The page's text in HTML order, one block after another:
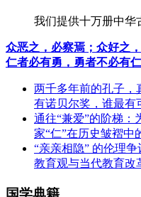
我们提供十万册中华
众恶之，必察焉；众好之，
仁者必有勇，勇者不必有仁
两千多年前的孔子，
有诺贝尔奖，谁最有
通往“兼爱”的阶梯：
家“仁”在历史皱褶中
“亲亲相隐” 的伦理
教育观与当代教育改
国学典籍